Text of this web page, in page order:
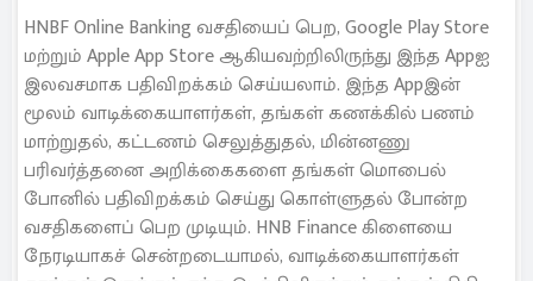
HNBF Online Banking வசதியைப் பெற, Google Play Store
மற்றும் Apple App Store ஆகியவற்றிலிருந்து இந்த Appஐ
இலவசமாக பதிவிறக்கம் செய்யலாம். இந்த Appஇன்
மூலம் வாடிக்கையாளர்கள், தங்கள் கணக்கில் பணம்
மாற்றுதல், கட்டணம் செலுத்துதல், மின்னணு
பரிவர்த்தனை அறிக்கைகளை தங்கள் மொபைல்
போனில் பதிவிறக்கம் செய்து கொள்ளுதல் போன்ற
வசதிகளைப் பெற முடியும். HNB Finance கிளையை
நேரடியாகச் சென்றடையாமல், வாடிக்கையாளர்கள்